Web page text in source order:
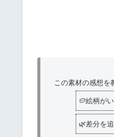
この素材の感想を
🥔絵柄が
🌿差分を